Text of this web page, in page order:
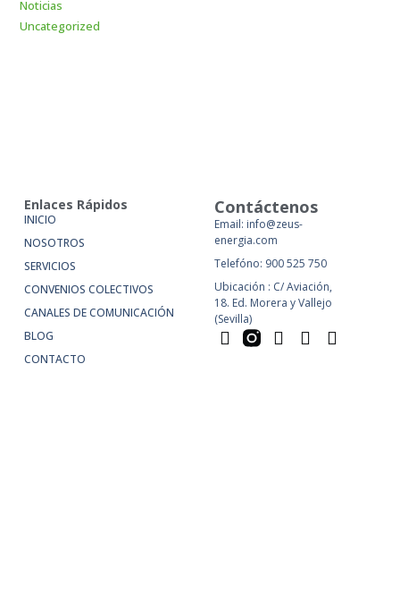
Noticias
Uncategorized
Enlaces Rápidos
INICIO
NOSOTROS
SERVICIOS
CONVENIOS COLECTIVOS
CANALES DE COMUNICACIÓN
BLOG
CONTACTO
Contáctenos
Email: info@zeus-
energia.com
Telefóno: 900 525 750
Ubicación : C/ Aviación,
18. Ed. Morera y Vallejo
(Sevilla)